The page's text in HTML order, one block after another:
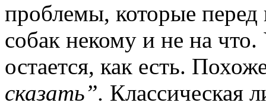
проблемы, которые перед
собак некому и не на
остается, как есть.
сказать”. Классическая